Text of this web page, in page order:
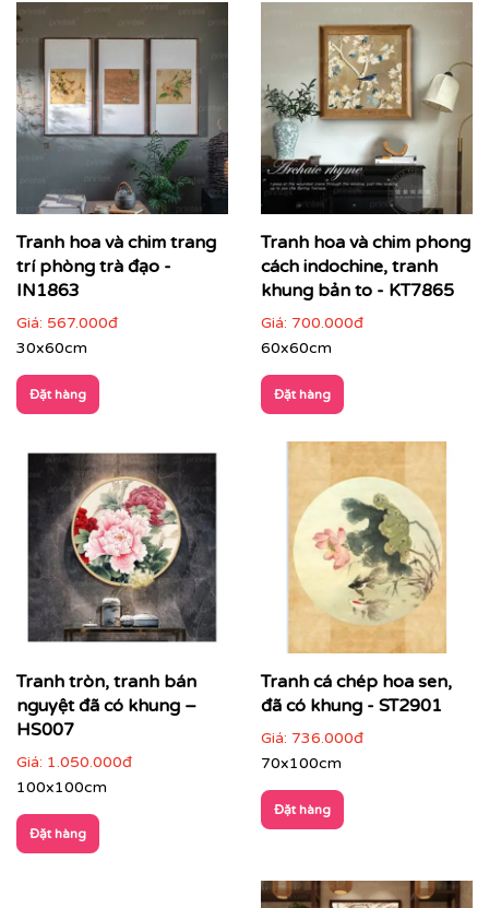
Tông màu trầm ấm
: Be, nâu, vàng nghệ, xám
khói… tạo cảm giác ấm cúng, dễ chịu.
Họa tiết tinh tế: hoa văn sen, rồng phượng, cảnh
làng quê, cây cối thanh nhã, mang đậm văn hóa Á
Đông.
Bố cục cân đối – tinh giản
: dễ dàng kết hợp với
nhiều phong cách nội thất từ cổ điển, bán cổ điển
Chất liệu mộc mạc nhưng tinh xảo: gợi nhớ không
gian Indochine xưa, nâng tầm gu thẩm mỹ cho
không gian sống và làm việc.
Tranh hoa và chim trang
trí phòng trà đạo -
IN1863
Giá: 567.000đ
30x60cm
Đặt hàng
Tranh hoa và chim phong
cách indochine, tranh
khung bản to - KT7865
Giá: 700.000đ
60x60cm
Đặt hàng
Tranh tròn, tranh bán
nguyệt đã có khung –
HS007
Giá: 1.050.000đ
100x100cm
Đặt hàng
Tranh cá chép hoa sen,
đã có khung - ST2901
Giá: 736.000đ
70x100cm
Đặt hàng